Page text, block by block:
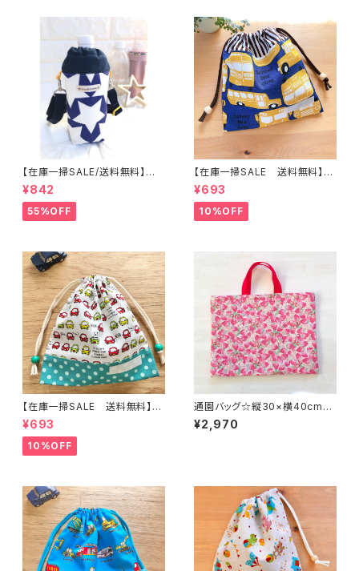
【在庫一掃SALE/送料無料】洗
える保温保冷ペットボトルカバー
＆水筒ホルダー【星柄】子供用★
PS.3637｜通園用のかわいい
トートバッグや子供スモックHos
¥842
55%OFF
【在庫一掃SALE 送料無料】巾
着袋(小)20×19cmイエロー&
ブルー【スクールバス柄】★ KU.
1041 車 乗り物 くるま scho
ol bus 男の子｜通園通学用の
¥693
10%OFF
【在庫一掃SALE 送料無料】巾
着袋(小)21×20cmホワイト【白
くまカー柄】★ KU.37 男の子 く
るま 車｜通園通学用のかわい
い巾着袋や入園オーダーHoshi
¥693
10%OFF
通園バッグ☆縦30×横40cm
【ストロベリーラビット柄】 ★B.
12 女の子 かわいい キルティ
¥2,970